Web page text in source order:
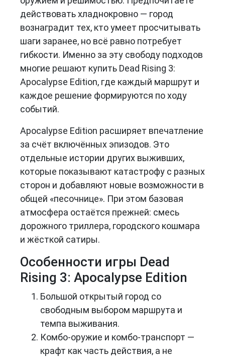
действовать хладнокровно — город
вознаградит тех, кто умеет просчитывать
шаги заранее, но всё равно потребует
гибкости. Именно за эту свободу подходов
многие решают купить Dead Rising 3:
Apocalypse Edition, где каждый маршрут и
каждое решение формируются по ходу
событий.
Apocalypse Edition расширяет впечатление
за счёт включённых эпизодов. Это
отдельные истории других выживших,
которые показывают катастрофу с разных
сторон и добавляют новые возможности в
общей «песочнице». При этом базовая
атмосфера остаётся прежней: смесь
дорожного триллера, городского кошмара
и жёсткой сатиры.
Особенности игры Dead
Rising 3: Apocalypse Edition
Большой открытый город со
свободным выбором маршрута и
темпа выживания.
Комбо-оружие и комбо-транспорт —
крафт как часть действия, а не